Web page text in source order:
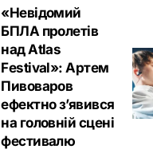
«Невідомий
БПЛА пролетів
над Atlas
Festival»: Артем
Пивоваров
ефектно з’явився
на головній сцені
фестивалю